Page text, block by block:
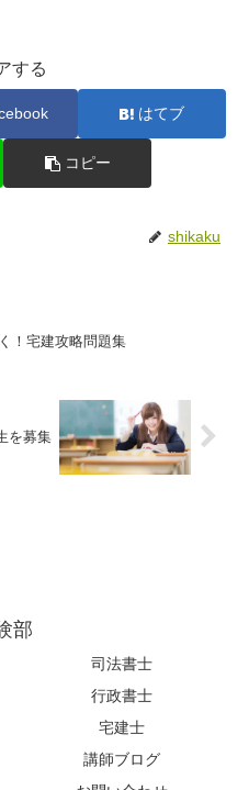
する
はてブ
コピー
shikaku
！宅建攻略問題集
を募集
部
司法書士
行政書士
宅建士
講師ブログ